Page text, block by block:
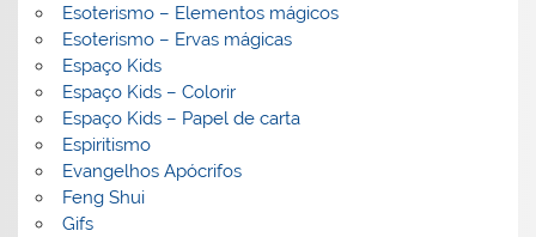
Esoterismo – Elementos mágicos
Esoterismo – Ervas mágicas
Espaço Kids
Espaço Kids – Colorir
Espaço Kids – Papel de carta
Espiritismo
Evangelhos Apócrifos
Feng Shui
Gifs